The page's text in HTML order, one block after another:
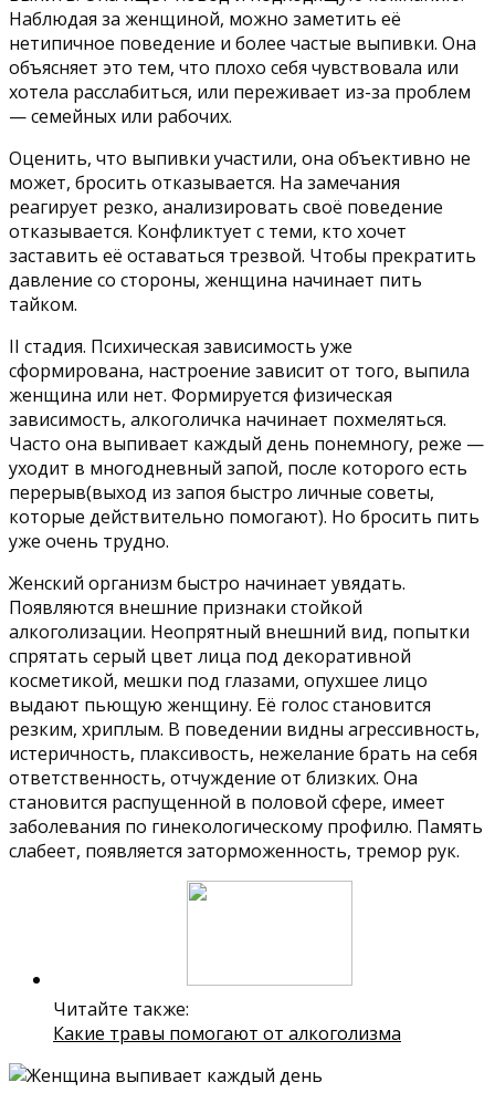
Наблюдая за женщиной, можно заметить её
нетипичное поведение и более частые выпивки. Она
объясняет это тем, что плохо себя чувствовала или
хотела расслабиться, или переживает из-за проблем
— семейных или рабочих.
Оценить, что выпивки участили, она объективно не
может, бросить отказывается. На замечания
реагирует резко, анализировать своё поведение
отказывается. Конфликтует с теми, кто хочет
заставить её оставаться трезвой. Чтобы прекратить
давление со стороны, женщина начинает пить
тайком.
II стадия. Психическая зависимость уже
сформирована, настроение зависит от того, выпила
женщина или нет. Формируется физическая
зависимость, алкоголичка начинает похмеляться.
Часто она выпивает каждый день понемногу, реже —
уходит в многодневный запой, после которого есть
перерыв(выход из запоя быстро личные советы,
которые действительно помогают). Но бросить пить
уже очень трудно.
Женский организм быстро начинает увядать.
Появляются внешние признаки стойкой
алкоголизации. Неопрятный внешний вид, попытки
спрятать серый цвет лица под декоративной
косметикой, мешки под глазами, опухшее лицо
выдают пьющую женщину. Её голос становится
резким, хриплым. В поведении видны агрессивность,
истеричность, плаксивость, нежелание брать на себя
ответственность, отчуждение от близких. Она
становится распущенной в половой сфере, имеет
заболевания по гинекологическому профилю. Память
слабеет, появляется заторможенность, тремор рук.
Читайте также:
Какие травы помогают от алкоголизма